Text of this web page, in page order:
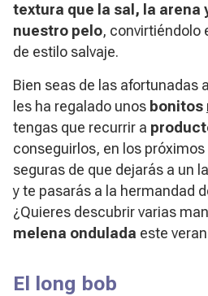
textura que la sal, la arena
nuestro pelo, convirtiéndolo
de estilo salvaje.
Bien seas de las afortunadas
les ha regalado unos bonitos
tengas que recurrir a
conseguirlos, en los
seguras de que dejarás a un
y te pasarás a la hermandad
¿Quieres descubrir varias
melena ondulada este
El long bob